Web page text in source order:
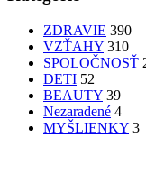
ZDRAVIE 390
VZŤAHY 310
SPOLOČNOSŤ
DETI 52
BEAUTY 39
Nezaradené 4
MYŠLIENKY 3